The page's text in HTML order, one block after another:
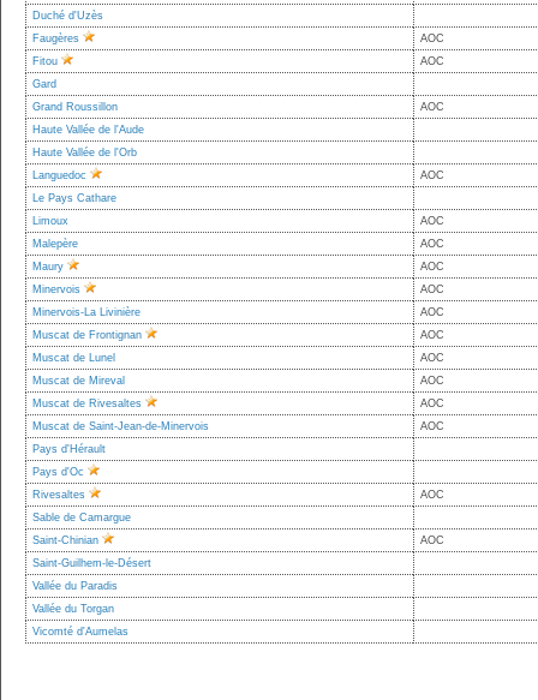
Duché d'Uzès
Faugères
AOC
Fitou
AOC
Gard
Grand Roussillon
AOC
Haute Vallée de l'Aude
Haute Vallée de l'Orb
Languedoc
AOC
Le Pays Cathare
Limoux
AOC
Malepère
AOC
Maury
AOC
Minervois
AOC
Minervois-La Livinière
AOC
Muscat de Frontignan
AOC
Muscat de Lunel
AOC
Muscat de Mireval
AOC
Muscat de Rivesaltes
AOC
Muscat de Saint-Jean-de-Minervois
AOC
Pays d'Hérault
Pays d'Oc
Rivesaltes
AOC
Sable de Camargue
Saint-Chinian
AOC
Saint-Guilhem-le-Désert
Vallée du Paradis
Vallée du Torgan
Vicomté d'Aumelas